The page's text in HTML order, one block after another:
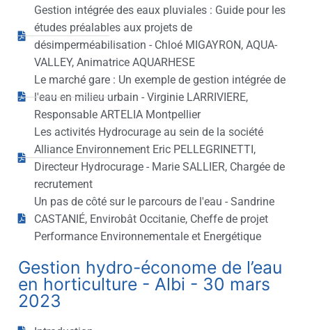
Gestion intégrée des eaux pluviales : Guide pour les
études préalables aux projets de
désimperméabilisation - Chloé MIGAYRON, AQUA-
VALLEY, Animatrice AQUARHESE
Le marché gare : Un exemple de gestion intégrée de
l'eau en milieu urbain - Virginie LARRIVIERE,
Responsable ARTELIA Montpellier
Les activités Hydrocurage au sein de la société
Alliance Environnement Eric PELLEGRINETTI,
Directeur Hydrocurage - Marie SALLIER, Chargée de
recrutement
Un pas de côté sur le parcours de l'eau - Sandrine
CASTANIÉ, Envirobât Occitanie, Cheffe de projet
Performance Environnementale et Energétique
Gestion hydro-économe de l’eau
en horticulture - Albi - 30 mars
2023